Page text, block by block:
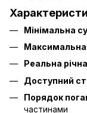
Мінімальна
Максимальна
Реальна
Доступний
Порядок
частинами